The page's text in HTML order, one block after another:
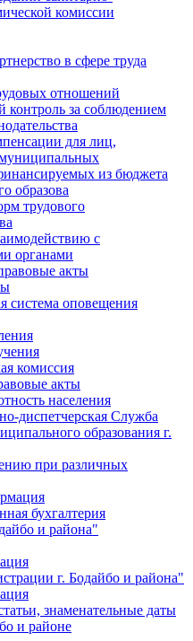
комиссии
в сфере труда
отношений
контроль за соблюдением
для лиц,
из бюджета
образова
трудового
с
органами
акты
система оповещения
комиссия
акты
населения
диспетчерская Служба
образования г.
при различных
бухгалтерия
и района"
г. Бодайбо и района"
знаменательные даты
и районе